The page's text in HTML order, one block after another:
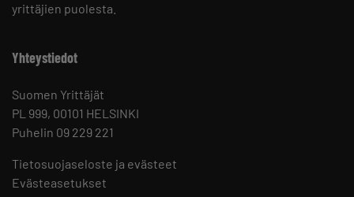
yrittäjien puolesta.
Yhteystiedot
Suomen Yrittäjät
PL 999, 00101 HELSINKI
Puhelin 09 229 221
Tietosuojaseloste ja evästeet
Evästeasetukset